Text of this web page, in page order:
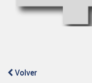
Volver